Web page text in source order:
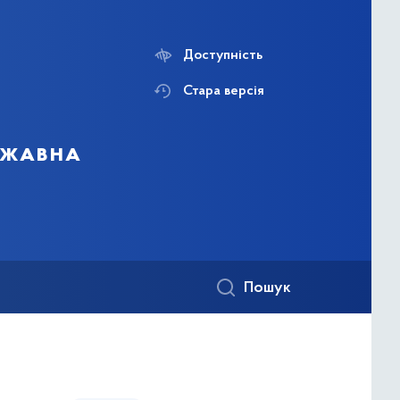
Доступність
Стара версія
Пошук